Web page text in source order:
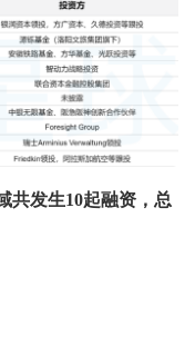
共发生10起融资，总